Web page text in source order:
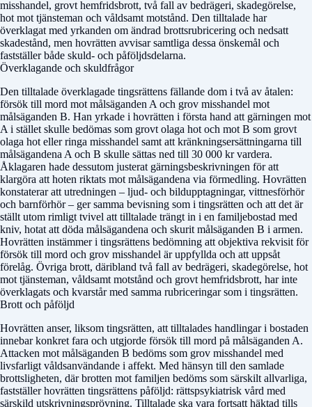
misshandel, grovt hemfridsbrott, två fall av bedrägeri, skadegörelse,
hot mot tjänsteman och våldsamt motstånd. Den tilltalade har
överklagat med yrkanden om ändrad brottsrubricering och nedsatt
skadestånd, men hovrätten avvisar samtliga dessa önskemål och
fastställer både skuld- och påföljdsdelarna.
Överklagande och skuldfrågor
Den tilltalade överklagade tingsrättens fällande dom i två av åtalen:
försök till mord mot målsäganden A och grov misshandel mot
målsäganden B. Han yrkade i hovrätten i första hand att gärningen mot
A i stället skulle bedömas som grovt olaga hot och mot B som grovt
olaga hot eller ringa misshandel samt att kränkningsersättningarna till
målsägandena A och B skulle sättas ned till 30 000 kr vardera.
Åklagaren hade dessutom justerat gärningsbeskrivningen för att
klargöra att hoten riktats mot målsägandena via förmedling. Hovrätten
konstaterar att utredningen – ljud- och bildupptagningar, vittnesförhör
och barnförhör – ger samma bevisning som i tingsrätten och att det är
ställt utom rimligt tvivel att tilltalade trängt in i en familjebostad med
kniv, hotat att döda målsägandena och skurit målsäganden B i armen.
Hovrätten instämmer i tingsrättens bedömning att objektiva rekvisit för
försök till mord och grov misshandel är uppfyllda och att uppsåt
förelåg. Övriga brott, däribland två fall av bedrägeri, skadegörelse, hot
mot tjänsteman, våldsamt motstånd och grovt hemfridsbrott, har inte
överklagats och kvarstår med samma rubriceringar som i tingsrätten.
Brott och påföljd
Hovrätten anser, liksom tingsrätten, att tilltalades handlingar i bostaden
innebar konkret fara och utgjorde försök till mord på målsäganden A.
Attacken mot målsäganden B bedöms som grov misshandel med
livsfarligt våldsanvändande i affekt. Med hänsyn till den samlade
brottsligheten, där brotten mot familjen bedöms som särskilt allvarliga,
fastställer hovrätten tingsrättens påföljd: rättspsykiatrisk vård med
särskild utskrivningsprövning. Tilltalade ska vara fortsatt häktad tills